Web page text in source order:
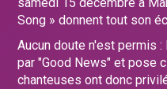
Song » donnent tout son
Aucun doute n'est permis
par "Good News" et pose
chanteuses ont donc